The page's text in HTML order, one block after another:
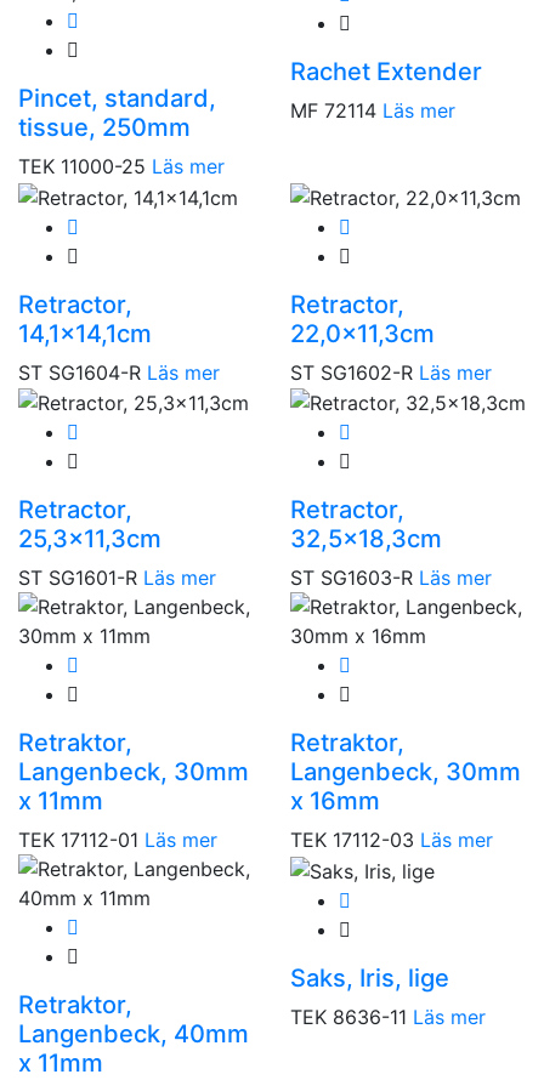
Pincet, standard,
tissue, 250mm
TEK 11000-25 Läs mer
Rachet Extender
MF 72114 Läs mer
Retractor,
14,1×14,1cm
ST SG1604-R Läs mer
Retractor,
22,0×11,3cm
ST SG1602-R Läs mer
Retractor,
25,3×11,3cm
ST SG1601-R Läs mer
Retractor,
32,5×18,3cm
ST SG1603-R Läs mer
Retraktor,
Langenbeck, 30mm
x 11mm
TEK 17112-01 Läs mer
Retraktor,
Langenbeck, 30mm
x 16mm
TEK 17112-03 Läs mer
Retraktor,
Langenbeck, 40mm
x 11mm
Saks, Iris, lige
TEK 8636-11 Läs mer